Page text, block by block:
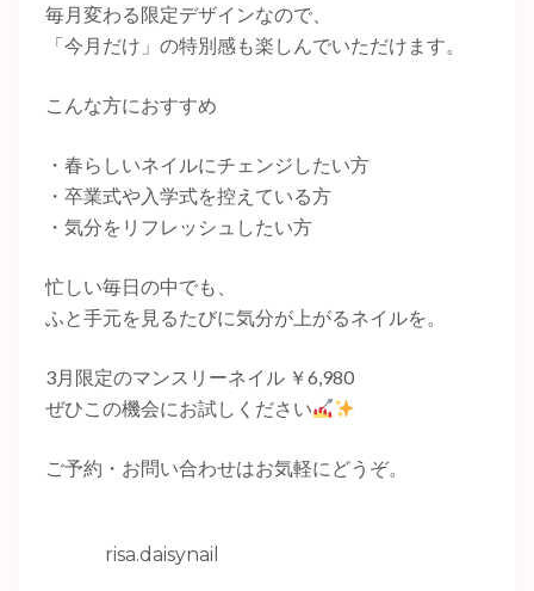
毎月変わる限定デザインなので、
「今月だけ」の特別感も楽しんでいただけます。
こんな方におすすめ
・春らしいネイルにチェンジしたい方
・卒業式や入学式を控えている方
・気分をリフレッシュしたい方
忙しい毎日の中でも、
ふと手元を見るたびに気分が上がるネイルを。
3月限定のマンスリーネイル ￥6,980
ぜひこの機会にお試しください
ご予約・お問い合わせはお気軽にどうぞ。
risa.daisynail